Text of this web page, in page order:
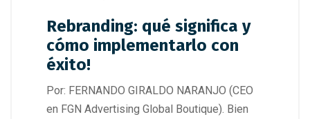
Rebranding: qué significa y
cómo implementarlo con
éxito!
Por: FERNANDO GIRALDO NARANJO (CEO
en FGN Advertising Global Boutique). Bien